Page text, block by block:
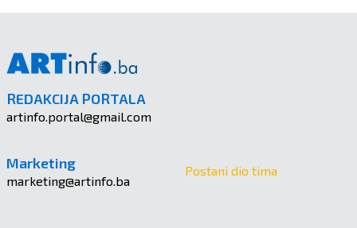
REDAKCIJA PORTALA
artinfo.portal@gmail.com
Marketing
marketing@artinfo.ba
Postani dio tima